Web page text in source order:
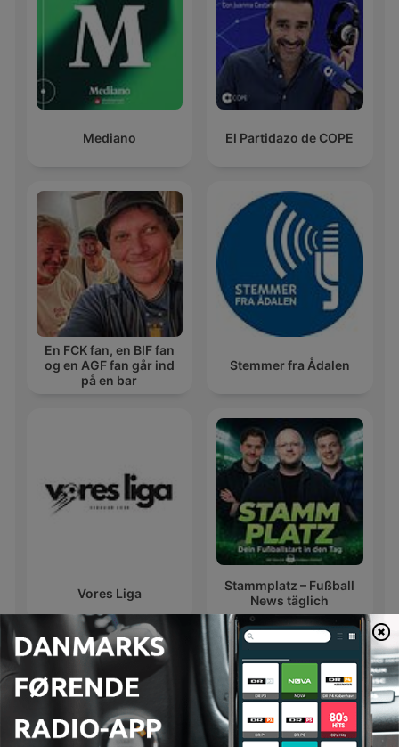
Mediano El Partidazo de COPE
En FCK fan, en BIF fan
og en AGF fan går ind
på en bar
Stemmer fra Ådalen
Vores Liga
Stammplatz – Fußball
News täglich